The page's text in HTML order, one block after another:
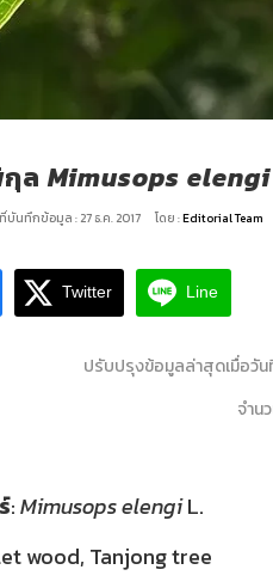
ลMimusops elengi
บันทึกข้อมูล : 27 ธ.ค. 2017 โดย :Editorial Team
Twitter Line
ปรับปรุงข้อมูลล่าสุดเมื่อวันที่
จำน
:Mimusops elengiL.
wood, Tanjong tree